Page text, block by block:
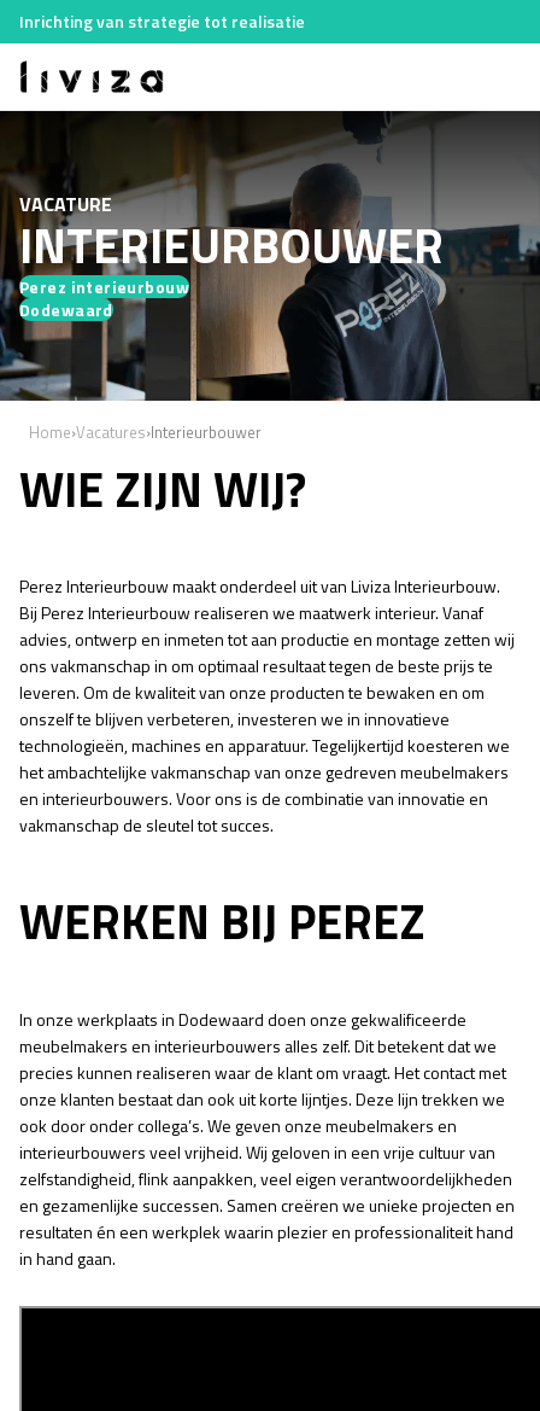
Inrichting van strategie tot realisatie
VACATURE
INTERIEURBOUWER
Perez interieurbouw
Dodewaard
Home›Vacatures›Interieurbouwer
WIE ZIJN WIJ?
Perez Interieurbouw maakt onderdeel uit van Liviza Interieurbouw.
Bij Perez Interieurbouw realiseren we maatwerk interieur. Vanaf
advies, ontwerp en inmeten tot aan productie en montage zetten wij
ons vakmanschap in om optimaal resultaat tegen de beste prijs te
leveren. Om de kwaliteit van onze producten te bewaken en om
onszelf te blijven verbeteren, investeren we in innovatieve
technologieën, machines en apparatuur. Tegelijkertijd koesteren we
het ambachtelijke vakmanschap van onze gedreven meubelmakers
en interieurbouwers. Voor ons is de combinatie van innovatie en
vakmanschap de sleutel tot succes.
WERKEN BIJ PEREZ
In onze werkplaats in Dodewaard doen onze gekwalificeerde
meubelmakers en interieurbouwers alles zelf. Dit betekent dat we
precies kunnen realiseren waar de klant om vraagt. Het contact met
onze klanten bestaat dan ook uit korte lijntjes. Deze lijn trekken we
ook door onder collega’s. We geven onze meubelmakers en
interieurbouwers veel vrijheid. Wij geloven in een vrije cultuur van
zelfstandigheid, flink aanpakken, veel eigen verantwoordelijkheden
en gezamenlijke successen. Samen creëren we unieke projecten en
resultaten én een werkplek waarin plezier en professionaliteit hand
in hand gaan.